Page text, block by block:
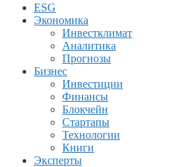
ESG
Экономика
Инвестклимат
Аналитика
Прогнозы
Бизнес
Инвестиции
Финансы
Блокчейн
Стартапы
Технологии
Книги
Эксперты